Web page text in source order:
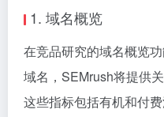
1. 域名概览
在竞品研究的域名概览
域名，SEMrush将提供
这些指标包括有机和付